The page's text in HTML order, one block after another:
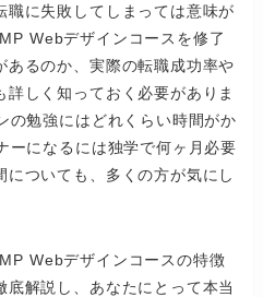
職に失敗してしまっては意味が
Webデザインコースを修了
あるのか、実際の転職成功率や
しく知っておく必要がありま
の勉強にはどれくらい時間がか
ーになるには独学で何ヶ月必要
ついても、多くの方が気にし
Webデザインコースの特徴
解説し、あなたにとって本当